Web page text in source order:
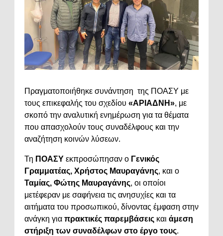
Πραγματοποιήθηκε συνάντηση της ΠΟΑΣΥ με
τους επικεφαλής του σχεδίου «ΑΡΙΑΔΝΗ», με
σκοπό την αναλυτική ενημέρωση για τα θέματα
που απασχολούν τους συναδέλφους και την
αναζήτηση κοινών λύσεων.
Τη ΠΟΑΣΥ εκπροσώπησαν ο Γενικός
Γραμματέας, Χρήστος Μαυραγάνης, και ο
Ταμίας, Φώτης Μαυραγάνης, οι οποίοι
μετέφεραν με σαφήνεια τις ανησυχίες και τα
αιτήματα του προσωπικού, δίνοντας έμφαση στην
ανάγκη για πρακτικές παρεμβάσεις και άμεση
στήριξη των συναδέλφων στο έργο τους.